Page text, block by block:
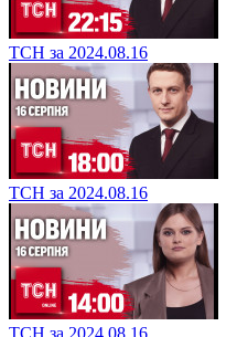
ТСН за 2024.08.16
ТСН за 2024.08.16
ТСН за 2024.08.16